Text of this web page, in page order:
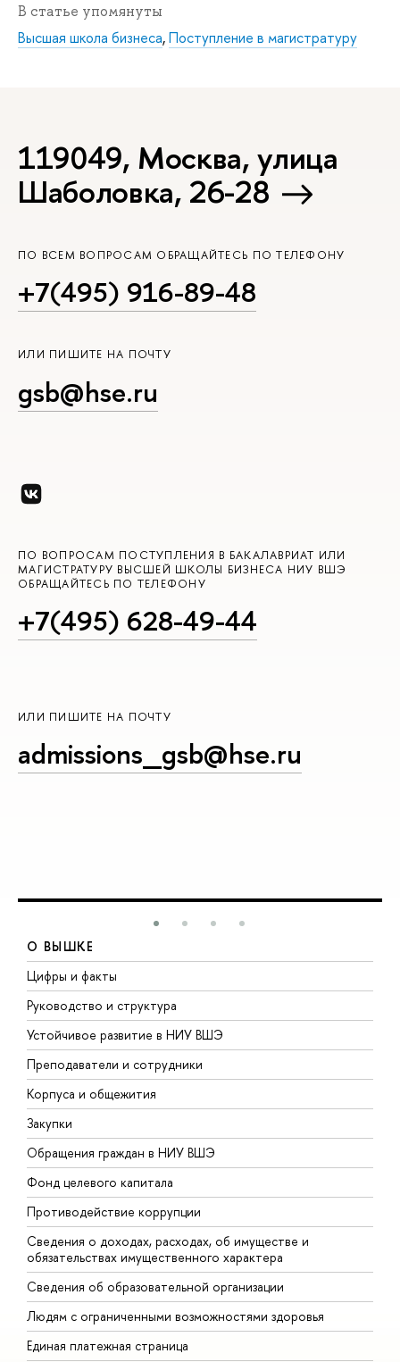
В статье упомянуты
Высшая школа бизнеса,Поступление в магистратуру
119049, Москва, улица
Шаболовка, 26-28
ПО ВСЕМ ВОПРОСАМ ОБРАЩАЙТЕСЬ ПО ТЕЛЕФОНУ
+7(495) 916-89-48
ИЛИ ПИШИТЕ НА ПОЧТУ
gsb@hse.ru
ПО ВОПРОСАМ ПОСТУПЛЕНИЯ В БАКАЛАВРИАТ ИЛИ
МАГИСТРАТУРУ ВЫСШЕЙ ШКОЛЫ БИЗНЕСА НИУ ВШЭ
ОБРАЩАЙТЕСЬ ПО ТЕЛЕФОНУ
+7(495) 628-49-44
ИЛИ ПИШИТЕ НА ПОЧТУ
admissions_gsb@hse.ru
О ВЫШКЕ
Цифры и факты
Руководство и структура
Устойчивое развитие в НИУ ВШЭ
Преподаватели и сотрудники
Корпуса и общежития
Закупки
Обращения граждан в НИУ ВШЭ
Фонд целевого капитала
Противодействие коррупции
Сведения о доходах, расходах, об имуществе и
обязательствах имущественного характера
Сведения об образовательной организации
Людям с ограниченными возможностями здоровья
Единая платежная страница